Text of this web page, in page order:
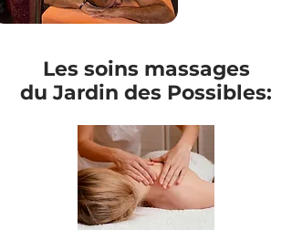
Les soins massages
du Jardin des Possibles: